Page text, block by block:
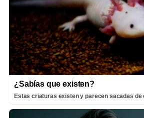
¿Sabías que existen?
Estas criaturas existen y parecen sacadas de